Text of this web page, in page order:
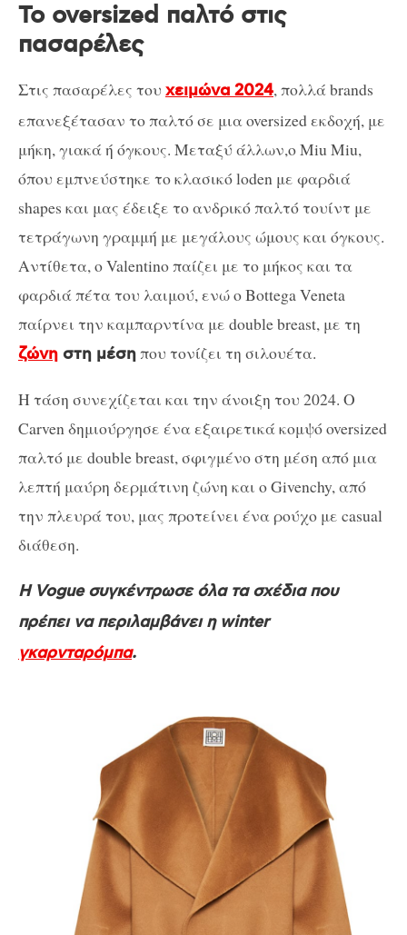
Το oversized παλτό στις
πασαρέλες
Στις πασαρέλες του χειμώνα 2024, πολλά brands
επανεξέτασαν το παλτό σε μια oversized εκδοχή, με
μήκη, γιακά ή όγκους. Μεταξύ άλλων,ο Miu Miu,
όπου εμπνεύστηκε το κλασικό loden με φαρδιά
shapes και μας έδειξε το ανδρικό παλτό τουίντ με
τετράγωνη γραμμή με μεγάλους ώμους και όγκους.
Αντίθετα, ο Valentino παίζει με το μήκος και τα
φαρδιά πέτα του λαιμού, ενώ ο Bottega Veneta
παίρνει την καμπαρντίνα με double breast, με τη
ζώνη στη μέσηπου τονίζει τη σιλουέτα.
Η τάση συνεχίζεται και την άνοιξη του 2024. Ο
Carven δημιούργησε ένα εξαιρετικά κομψό oversized
παλτό με double breast, σφιγμένο στη μέση από μια
λεπτή μαύρη δερμάτινη ζώνη και ο Givenchy, από
την πλευρά του, μας προτείνει ένα ρούχο με casual
διάθεση.
Η Vogue συγκέντρωσε όλα τα σχέδια που
πρέπει να περιλαμβάνει η winter
γκαρνταρόμπα.